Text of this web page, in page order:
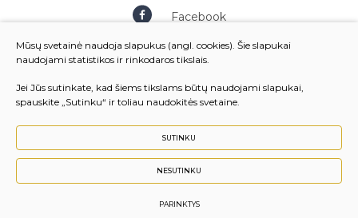
Facebook
Youtube
© 2024 Vilniaus komunalinių paslaugų mokykla. Visos
Mūsų svetainė naudoja slapukus (angl. cookies). Šie slapukai
naudojami statistikos ir rinkodaros tikslais.
Jei Jūs sutinkate, kad šiems tikslams būtų naudojami slapukai,
spauskite „Sutinku“ ir toliau naudokitės svetaine.
SUTINKU
NESUTINKU
PARINKTYS